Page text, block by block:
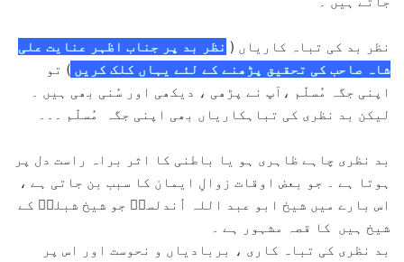
نظر بد کی تباہ کاریاں ( نظر بد پر جناب اظہر عنایت علی
شاہ صاحب کی تحقیق پڑھنے کے لئے یہاں کلک کریں ) تو
اپنی جگہ مُسلّم ،آپ نے پڑھی ، دیکھی اور سُنی بھی ہیں ۔
لیکن بد نظری کی تباہکاریاں بھی اپنی جگہ مُسلّم ۔۔۔
بد نظری چاہے ظاہری ہو یا باطنی کا اثر براہ راست دل پر
ہوتا ہے ۔ جو بعض اوقات زوالِ ایمان کا سبب بن جاتی ہے ،
اس بارے میں شیخ ابو عبد اللہ اُندلسیؒ جو شیخ شبلیؒ کے
شیخ ہیں کا قصہ مشہور ہے ۔
بد نظری کی تباہ کاری ، بربادیاں و نحوست اور اس پر